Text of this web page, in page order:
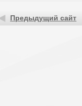
Предыдущий сайт